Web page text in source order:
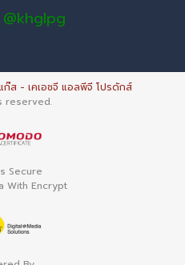
@khglpg
ส - เคเอชจี แอลพีจี โปรดักส์
reserved.
Secure
With Encrypt